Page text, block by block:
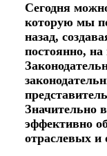
Сегодня
которую мы
назад,
постоянно, на
Значительно
эффективно
отраслевых и